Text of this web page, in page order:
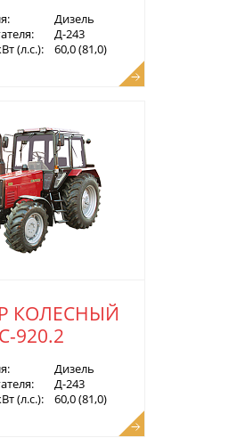
Дизель
Д-243
(л.с.):
60,0 (81,0)
КОЛЕСНЫЙ
920.2
Дизель
Д-243
(л.с.):
60,0 (81,0)